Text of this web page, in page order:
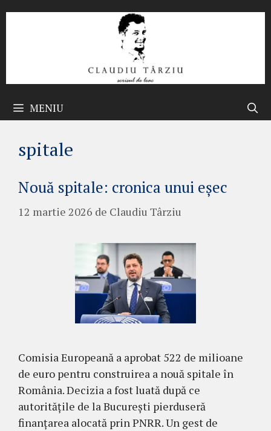
MENIU
spitale
Nouă spitale: cronica unui eșec
12 martie 2026 de Claudiu Târziu
Comisia Europeană a aprobat 522 de milioane
de euro pentru construirea a nouă spitale în
România. Decizia a fost luată după ce
autoritățile de la București pierduseră
finanțarea alocată prin PNRR. Un gest de